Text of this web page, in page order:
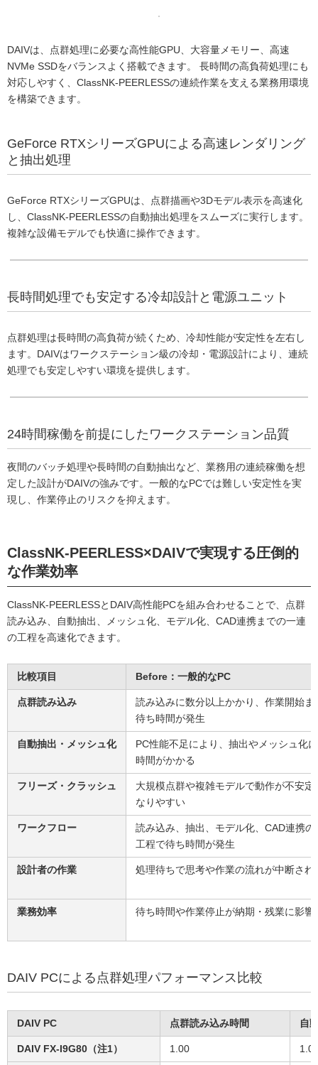
DAIVは、点群処理に必要な高性能GPU、大容量メモリー、高速
NVMe SSDをバランスよく搭載できます。 長時間の高負荷処理にも
対応しやすく、ClassNK-PEERLESSの連続作業を支える業務用環境
を構築できます。
GeForce RTXシリーズGPUによる高速レンダリング
と抽出処理
GeForce RTXシリーズGPUは、点群描画や3Dモデル表示を高速化
し、ClassNK-PEERLESSの自動抽出処理をスムーズに実行します。
複雑な設備モデルでも快適に操作できます。
長時間処理でも安定する冷却設計と電源ユニット
点群処理は長時間の高負荷が続くため、冷却性能が安定性を左右し
ます。DAIVはワークステーション級の冷却・電源設計により、連続
処理でも安定しやすい環境を提供します。
24時間稼働を前提にしたワークステーション品質
夜間のバッチ処理や長時間の自動抽出など、業務用の連続稼働を想
定した設計がDAIVの強みです。一般的なPCでは難しい安定性を実
現し、作業停止のリスクを抑えます。
ClassNK-PEERLESS×DAIVで実現する圧倒的
な作業効率
ClassNK-PEERLESSとDAIV高性能PCを組み合わせることで、点群
読み込み、自動抽出、メッシュ化、モデル化、CAD連携までの一連
の工程を高速化できます。
比較項目 Before：一般的なPC
点群読み込み
読み込みに数分以上かかり、作業開始ま
待ち時間が発生
自動抽出・メッシュ化
PC性能不足により、抽出やメッシュ化に
時間がかかる
フリーズ・クラッシュ
大規模点群や複雑モデルで動作が不安定
なりやすい
ワークフロー
読み込み、抽出、モデル化、CAD連携の
工程で待ち時間が発生
設計者の作業 処理待ちで思考や作業の流れが中断され
業務効率 待ち時間や作業停止が納期・残業に影響
DAIV PCによる点群処理パフォーマンス比較
DAIV PC 点群読み込み時間 自
DAIV FX-I9G80（注1） 1.00